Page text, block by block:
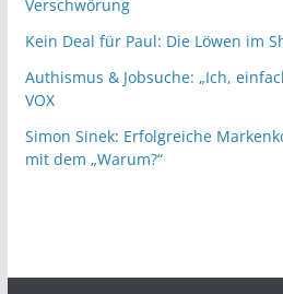
Verschwörung
Kein Deal für Paul: Die Löwen im
Authismus & Jobsuche: „Ich,
VOX
Simon Sinek: Erfolgreiche
mit dem „Warum?“